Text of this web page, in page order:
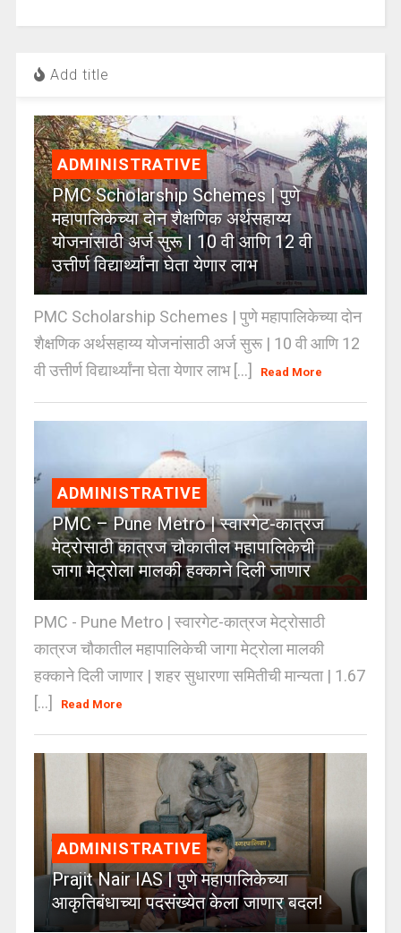
Add title
ADMINISTRATIVE
PMC Scholarship Schemes | पुणे
महापालिकेच्या दोन शैक्षणिक अर्थसहाय्य
योजनांसाठी अर्ज सुरू | 10 वी आणि 12 वी
उत्तीर्ण विद्यार्थ्यांना घेता येणार लाभ
PMC Scholarship Schemes | पुणे महापालिकेच्या दोन
शैक्षणिक अर्थसहाय्य योजनांसाठी अर्ज सुरू | 10 वी आणि 12
वी उत्तीर्ण विद्यार्थ्यांना घेता येणार लाभ [...]
Read More
ADMINISTRATIVE
PMC – Pune Metro | स्वारगेट-कात्रज
मेट्रोसाठी कात्रज चौकातील महापालिकेची
जागा मेट्रोला मालकी हक्काने दिली जाणार
PMC - Pune Metro | स्वारगेट-कात्रज मेट्रोसाठी
कात्रज चौकातील महापालिकेची जागा मेट्रोला मालकी
हक्काने दिली जाणार | शहर सुधारणा समितीची मान्यता | 1.67
[...]
Read More
ADMINISTRATIVE
Prajit Nair IAS | पुणे महापालिकेच्या
आकृतिबंधाच्या पदसंख्येत केला जाणार बदल!